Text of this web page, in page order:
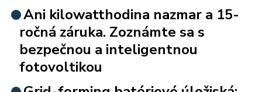
Ani kilowatthodina nazmar a 15-
ročná záruka. Zoznámte sa s
bezpečnou a inteligentnou
fotovoltikou